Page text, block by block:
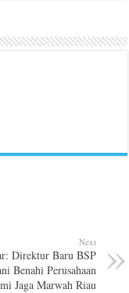
Next
Direktur Baru BSP
Benahi Perusahaan
Jaga Marwah Riau